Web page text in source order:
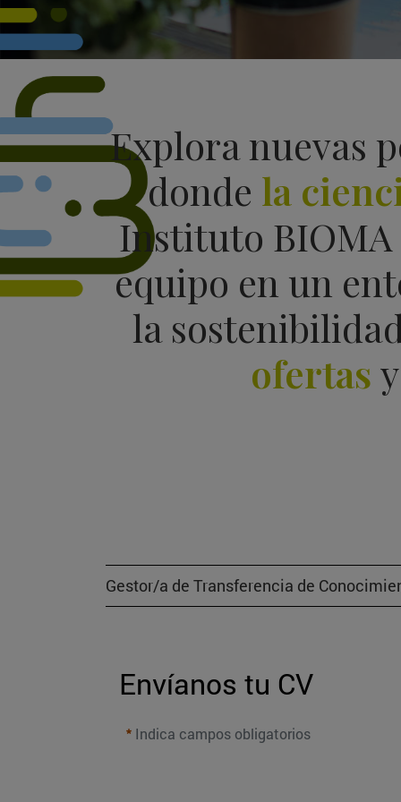
Explora nuevas
donde la
Instituto
equipo en un
la
ofertas
Gestor/a de Transferencia de
Envíanos tu CV
Indica campos obligatorios